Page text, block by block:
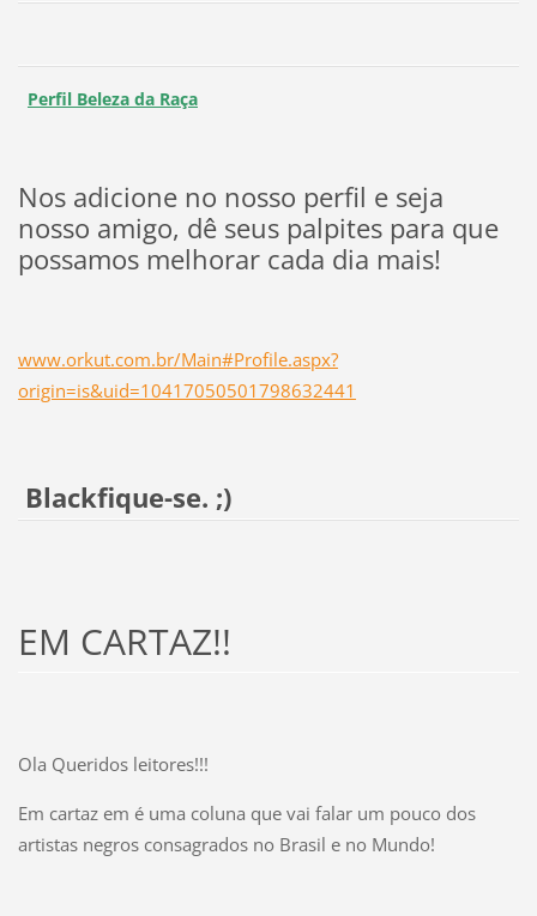
Perfil Beleza da Raça
Nos adicione no nosso perfil e seja
nosso amigo, dê seus palpites para que
possamos melhorar cada dia mais!
www.orkut.com.br/Main#Profile.aspx?
origin=is&uid=10417050501798632441
Blackfique-se. ;)
EM CARTAZ!!
Ola Queridos leitores!!!
Em cartaz em é uma coluna que vai falar um pouco dos
artistas negros consagrados no Brasil e no Mundo!